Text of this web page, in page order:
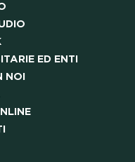
NOI
ED ENTI
NOI